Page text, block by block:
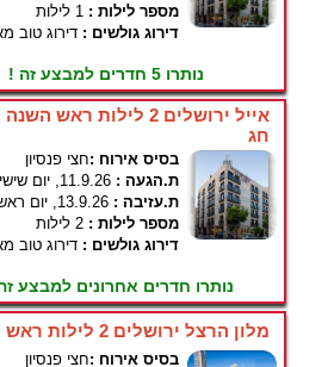
מספר לילות : 1 לילות
דירוג גולשים : דירוג טוב
נותרו 5 חדרים למבצע זה !
אייל ירושלים 2 לילות
חג
בסיס אירוח :חצי פנסיון
ת.הגעה : 11.9.26, יום שישי
ת.עזיבה : 13.9.26, יום ראשון
מספר לילות : 2 לילות
דירוג גולשים : דירוג טוב
נותרו חדרים אחרונים למבצע
מלון הרצל ירושלים 2 לילות ראש השנה
בסיס אירוח :חצי פנסיון